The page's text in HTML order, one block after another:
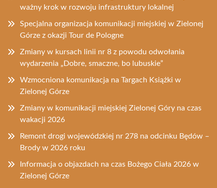
ważny krok w rozwoju infrastruktury lokalnej
Specjalna organizacja komunikacji miejskiej w Zielonej
Górze z okazji Tour de Pologne
Zmiany w kursach linii nr 8 z powodu odwołania
wydarzenia „Dobre, smaczne, bo lubuskie”
Wzmocniona komunikacja na Targach Książki w
Zielonej Górze
Zmiany w komunikacji miejskiej Zielonej Góry na czas
wakacji 2026
Remont drogi wojewódzkiej nr 278 na odcinku Będów –
Brody w 2026 roku
Informacja o objazdach na czas Bożego Ciała 2026 w
Zielonej Górze